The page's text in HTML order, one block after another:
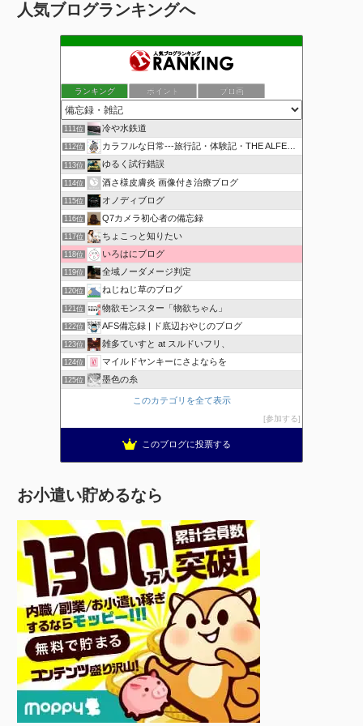
人気ブログランキングへ
ランキング ポイント ブロ画
111位 冷や水鉄道
112位 カラフルな日常---旅行記・体験記・THE ALFEE---
113位 ゆるく試行錯誤
114位 酒さ様皮膚炎 画像付き治療ブログ
115位 オノディブログ
116位 Q7カメラ初心者の備忘録
117位 ちょこっと知りたい
118位 いろはにブログ
119位 全域ノーダメージ判定
120位 ねじねじ草のブログ
121位 物欲モンスター「物欲ちゃん」
122位 AFS備忘録 | ド底辺おやじのブログ
123位 雑多ていすと at スルドいフリ、
124位 マイルドヤンキーにさよならを
125位 墨色の糸
このカテゴリを全て表示
参加する
このブログに投票する
お小遣い貯めるなら